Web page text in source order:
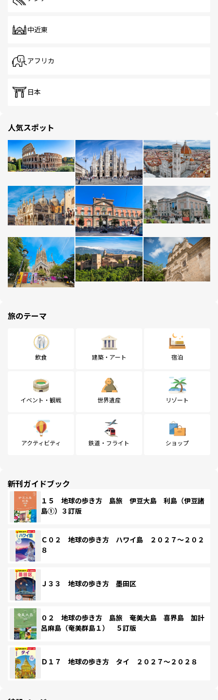
中近東
アフリカ
日本
人気スポット
旅のテーマ
飲食 建築・アート 宿泊
イベント・観戦 世界遺産 リゾート
アクティビティ 鉄道・フライト ショップ
新刊ガイドブック
１５ 地球の歩き方 島旅 伊豆大島 利島（伊豆諸
島①）３訂版
Ｃ０２ 地球の歩き方 ハワイ島 ２０２７～２０２
８
Ｊ３３ 地球の歩き方 墨田区
０２ 地球の歩き方 島旅 奄美大島 喜界島 加計
呂麻島（奄美群島１） ５訂版
Ｄ１７ 地球の歩き方 タイ ２０２７～２０２８